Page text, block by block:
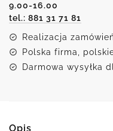
żywicznej
9.00-16.00
tel.: 881 31 71 81
Realizacja
Polska firma,
Darmowa wysyłka
Opis